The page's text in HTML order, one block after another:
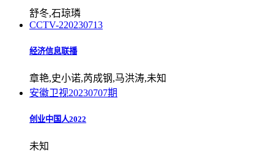
舒冬,石琼璘
CCTV-220230713
经济信息联播
章艳,史小诺,芮成钢,马洪涛,未知
安徽卫视20230707期
创业中国人2022
未知